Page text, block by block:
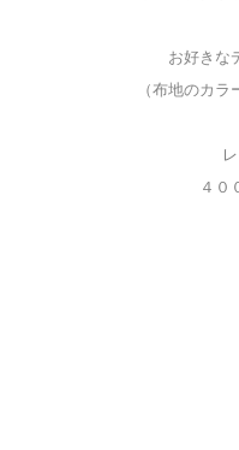
お好きな
（布地のカラ
４０